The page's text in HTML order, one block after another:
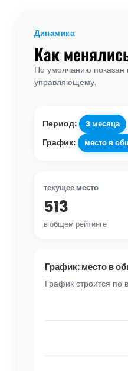
Динамика
Как
По умолчанию показан
управляющему.
Период: 3 месяца
График: место в
текущее место
513
в общем рейтинге
График: место в
График строится по